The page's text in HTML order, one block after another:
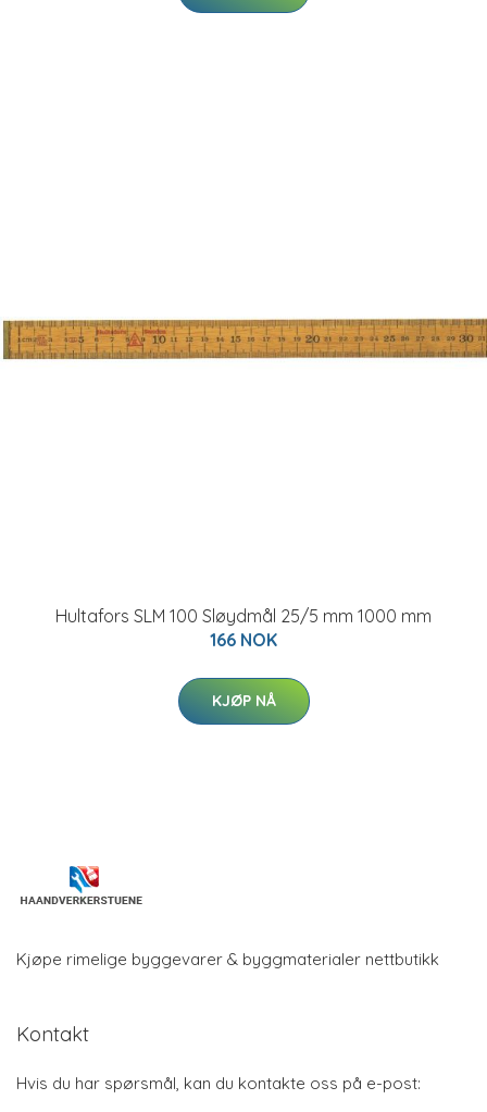
Hultafors SLM 100 Sløydmål 25/5 mm 1000 mm
166 NOK
KJØP NÅ
Kjøpe rimelige byggevarer & byggmaterialer nettbutikk
Kontakt
Hvis du har spørsmål, kan du kontakte oss på e-post: